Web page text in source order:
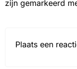
zijn gemarkeerd